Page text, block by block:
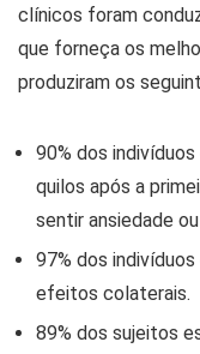
clínicos foram
que forneça os
produziram os
90% dos
quilos após a
sentir ansiedade
97% dos
efeitos colaterais.
89% dos sujeitos